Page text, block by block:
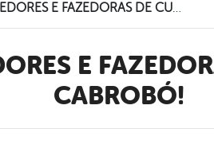
ATENÇÃO, FAZEDORES E FAZEDORAS DE CULTURA DE CABROBÓ!
CABROBÓ!